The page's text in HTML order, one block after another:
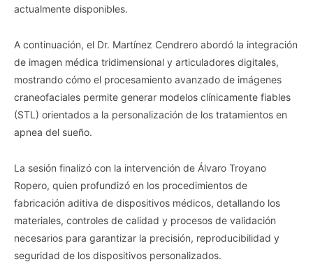
actualmente disponibles.
A continuación, el Dr. Martínez Cendrero abordó la integración
de imagen médica tridimensional y articuladores digitales,
mostrando cómo el procesamiento avanzado de imágenes
craneofaciales permite generar modelos clínicamente fiables
(STL) orientados a la personalización de los tratamientos en
apnea del sueño.
La sesión finalizó con la intervención de Álvaro Troyano
Ropero, quien profundizó en los procedimientos de
fabricación aditiva de dispositivos médicos, detallando los
materiales, controles de calidad y procesos de validación
necesarios para garantizar la precisión, reproducibilidad y
seguridad de los dispositivos personalizados.